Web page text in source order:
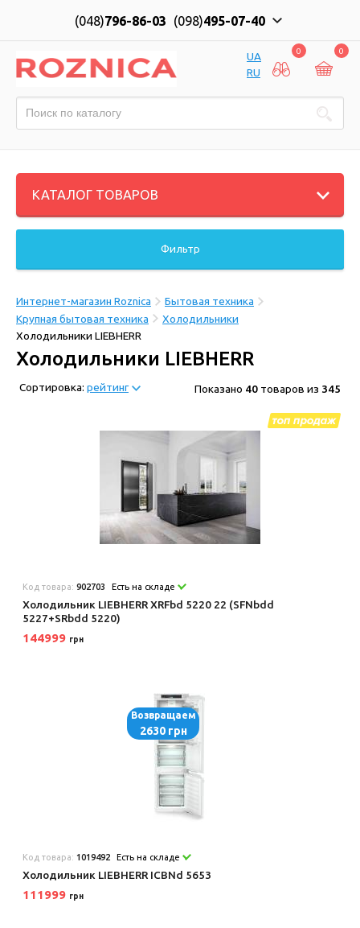
(048)796-86-03 (098)495-07-40
UA
RU
0 0
КАТАЛОГ ТОВАРОВ
Фильтр
Интернет-магазин Roznica
Бытовая техника
Крупная бытовая техника
Холодильники
Холодильники LIEBHERR
Холодильники LIEBHERR
Сортировка: рейтинг Показано 40 товаров из 345
Код товара:902703 Есть на складе
Холодильник LIEBHERR XRFbd 5220 22 (SFNbdd
5227+SRbdd 5220)
144999 грн
Возвращаем
2630 грн
Код товара: 1019492 Есть на складе
Холодильник LIEBHERR ICBNd 5653
111999 грн